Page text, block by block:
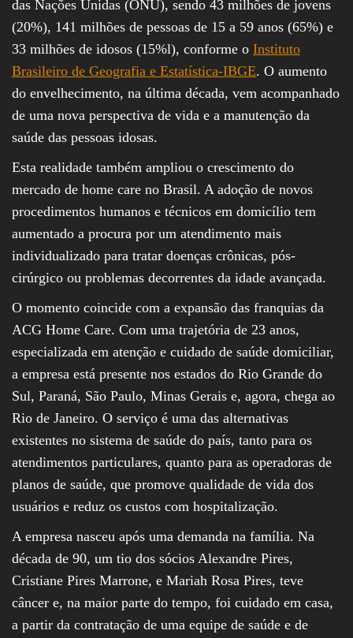
das Nações Unidas (ONU), sendo 43 milhões de jovens
(20%), 141 milhões de pessoas de 15 a 59 anos (65%) e
33 milhões de idosos (15%l), conforme o Instituto
Brasileiro de Geografia e Estatística-IBGE. O aumento
do envelhecimento, na última década, vem acompanhado
de uma nova perspectiva de vida e a manutenção da
saúde das pessoas idosas.
Esta realidade também ampliou o crescimento do
mercado de home care no Brasil. A adoção de novos
procedimentos humanos e técnicos em domicílio tem
aumentado a procura por um atendimento mais
individualizado para tratar doenças crônicas, pós-
cirúrgico ou problemas decorrentes da idade avançada.
O momento coincide com a expansão das franquias da
ACG Home Care. Com uma trajetória de 23 anos,
especializada em atenção e cuidado de saúde domiciliar,
a empresa está presente nos estados do Rio Grande do
Sul, Paraná, São Paulo, Minas Gerais e, agora, chega ao
Rio de Janeiro. O serviço é uma das alternativas
existentes no sistema de saúde do país, tanto para os
atendimentos particulares, quanto para as operadoras de
planos de saúde, que promove qualidade de vida dos
usuários e reduz os custos com hospitalização.
A empresa nasceu após uma demanda na família. Na
década de 90, um tio dos sócios Alexandre Pires,
Cristiane Pires Marrone, e Mariah Rosa Pires, teve
câncer e, na maior parte do tempo, foi cuidado em casa,
a partir da contratação de uma equipe de saúde e de